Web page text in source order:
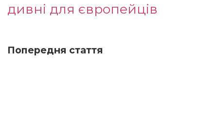
дивні для європейців
Попередня стаття